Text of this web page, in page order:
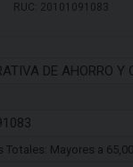
RUC: 20101091083
DE AHORRO Y
Totales: Mayores a